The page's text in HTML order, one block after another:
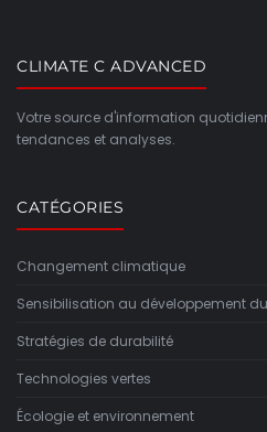
CLIMATE C ADVANCED
Votre source d'information
tendances et analyses.
CATÉGORIES
Changement climatique
Sensibilisation au développement
Stratégies de durabilité
Technologies vertes
Écologie et environnement